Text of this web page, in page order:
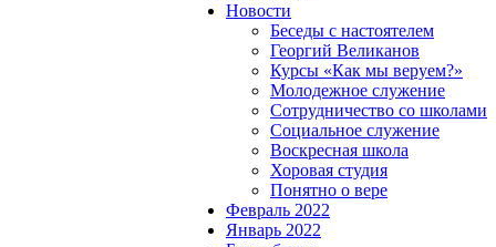
Новости
Беседы с настоятелем
Георгий Великанов
Курсы «Как мы веруем?»
Молодежное служение
Сотрудничество со школами
Социальное служение
Воскресная школа
Хоровая студия
Понятно о вере
Февраль 2022
Январь 2022